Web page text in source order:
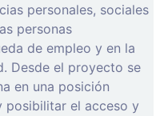
personales, sociales
personas
de empleo y en la
Desde el proyecto se
en una posición
posibilitar el acceso y